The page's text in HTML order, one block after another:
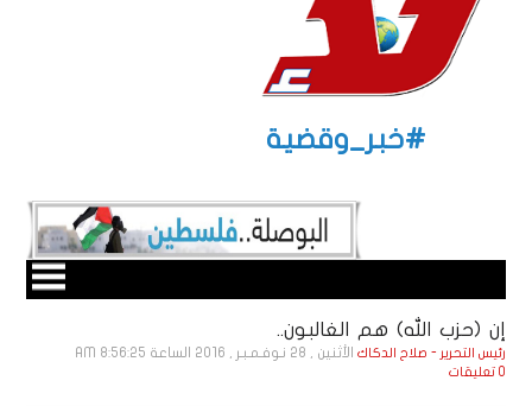
#خبر_وقضية
إن (حزب الله) هم الغالبون..
رئيس التحرير - صلاح الدكاك الأثنين , 28 نـوفـمـبـر , 2016 الساعة 8:56:25 AM
0 تعليقات